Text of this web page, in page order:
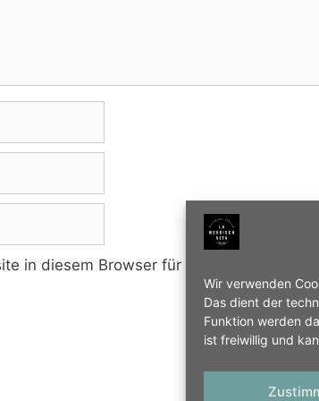
Wir verwenden
Das dient der
Funktion werden
ist freiwillig und
in diesem Browser für meinen nächsten